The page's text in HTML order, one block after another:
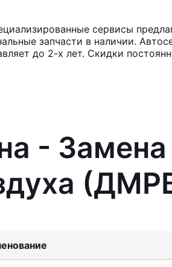
сервисы
запчасти в наличии.
до 2-х лет. Скидки
- Замена